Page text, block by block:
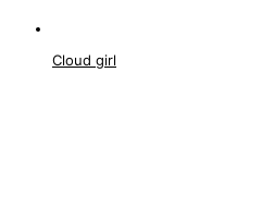
Cloud girl